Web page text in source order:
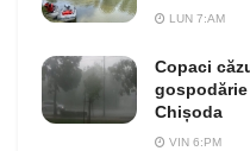
LUN 7:AM
Copaci
Chișoda
VIN 6:PM